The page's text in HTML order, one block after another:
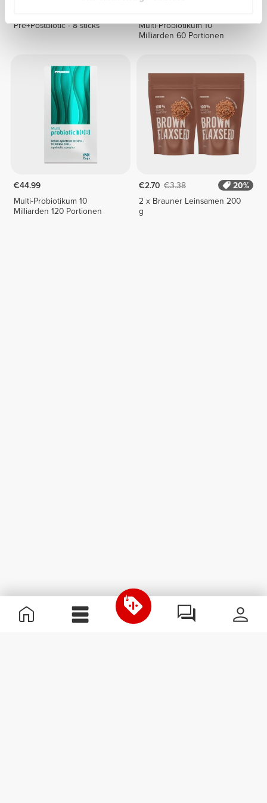
Pre+Postbiotic - 8 sticks
Multi-Probiotikum 10
Milliarden 60 Portionen
€44.99
Multi-Probiotikum 10
Milliarden 120 Portionen
€2.70 €3.38
20%
2 x Brauner Leinsamen 200
g